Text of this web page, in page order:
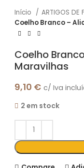
Início ARTIGOS DE
Coelho Branco –
Coelho
Maravilhas
9,10 € c/ Iva
2 em stock